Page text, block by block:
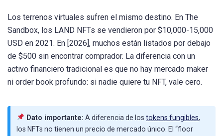
Los terrenos virtuales sufren el mismo destino. En The
Sandbox, los LAND NFTs se vendieron por $10,000-15,000
USD en 2021. En [2026], muchos están listados por debajo
de $500 sin encontrar comprador. La diferencia con un
activo financiero tradicional es que no hay mercado maker
ni order book profundo: si nadie quiere tu NFT, vale cero.
Dato importante: A diferencia de lostokens fungibles,
los NFTs no tienen un precio de mercado único. El “floor